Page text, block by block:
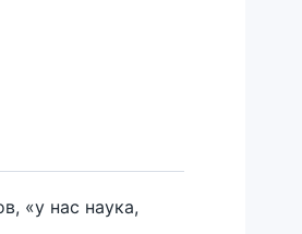
«у нас наука,